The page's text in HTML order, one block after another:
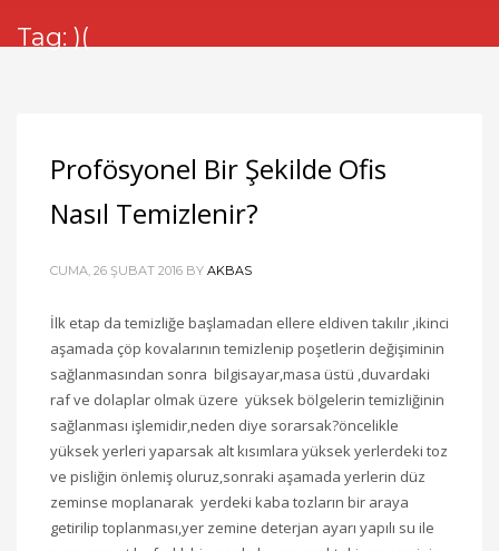
Tag: )(
Profösyonel Bir Şekilde Ofis
Nasıl Temizlenir?
CUMA, 26 ŞUBAT 2016 BY AKBAS
İlk etap da temizliğe başlamadan ellere eldiven takılır ,ikinci
aşamada çöp kovalarının temizlenip poşetlerin değişiminin
sağlanmasından sonra bilgisayar,masa üstü ,duvardaki
raf ve dolaplar olmak üzere yüksek bölgelerin temizliğinin
sağlanması işlemidir,neden diye sorarsak?öncelikle
yüksek yerleri yaparsak alt kısımlara yüksek yerlerdeki toz
ve pisliğin önlemiş oluruz,sonraki aşamada yerlerin düz
zeminse moplanarak yerdeki kaba tozların bir araya
getirilip toplanması,yer zemine deterjan ayarı yapılı su ile